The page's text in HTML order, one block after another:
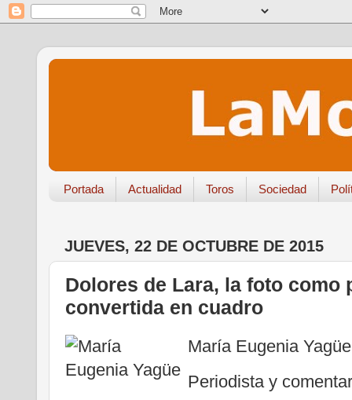
Portada Actualidad Toros Sociedad
JUEVES, 22 DE OCTUBRE DE 2015
Dolores de Lara, la foto como
convertida en cuadro
María Eugenia Yagüe
Periodista y